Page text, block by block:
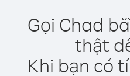
Gọi Chad
thật
Khi bạn có